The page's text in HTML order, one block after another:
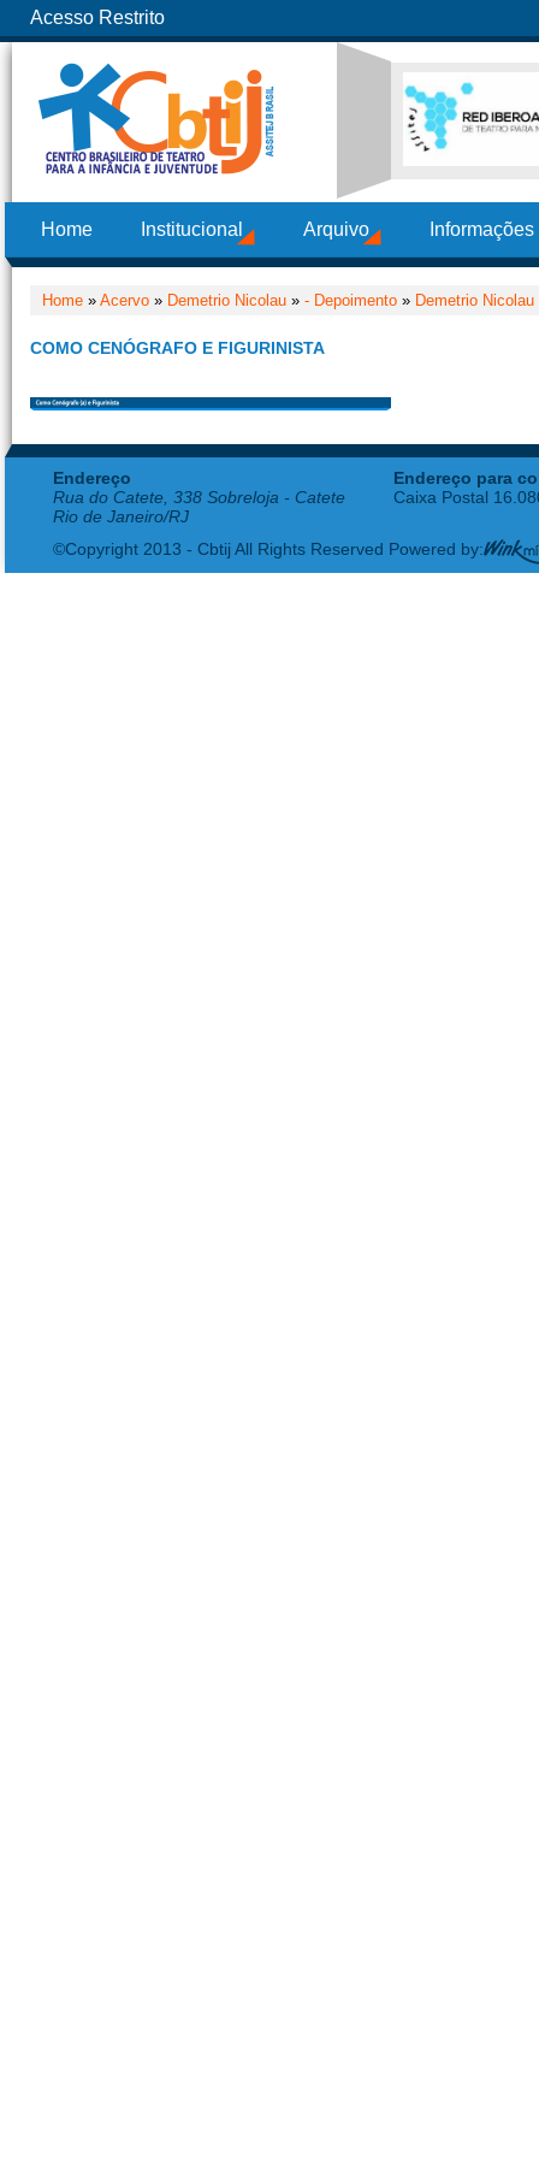
Acesso Restrito
Home Institucional Arquivo
Home » Acervo » Demetrio Nicolau » - Depoimento » Demetrio Nicolau
COMO CENÓGRAFO E FIGURINISTA
Endereço
Rua do Catete, 338 Sobreloja - Catete
Rio de Janeiro/RJ
Endereço para
Caixa Postal
©Copyright 2013 - Cbtij All Rights Reserved Powered by: